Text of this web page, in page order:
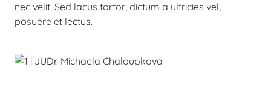
nec velit. Sed lacus tortor, dictum a ultricies vel,
posuere et lectus.